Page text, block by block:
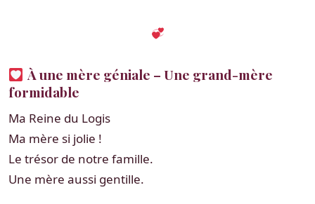
À une mère géniale – Une grand-mère
formidable
Ma Reine du Logis
Ma mère si jolie !
Le trésor de notre famille.
Une mère aussi gentille.